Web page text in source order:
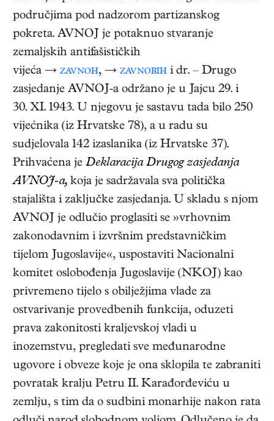
područjima pod nadzorom partizanskog
pokreta. AVNOJ je potaknuo stvaranje
zemaljskih antifašističkih
vijeća → zavnoh, → zavnobih i dr. – Drugo
zasjedanje AVNOJ-a održano je u Jajcu 29. i
30. XI. 1943. U njegovu je sastavu tada bilo 250
vijećnika (iz Hrvatske 78), a u radu su
sudjelovala 142 izaslanika (iz Hrvatske 37).
Prihvaćena je Deklaracija Drugog zasjedanja
AVNOJ-a, koja je sadržavala sva politička
stajališta i zaključke zasjedanja. U skladu s njom
AVNOJ je odlučio proglasiti se »vrhovnim
zakonodavnim i izvršnim predstavničkim
tijelom Jugoslavije«, uspostaviti Nacionalni
komitet oslobođenja Jugoslavije (NKOJ) kao
privremeno tijelo s obilježjima vlade za
ostvarivanje provedbenih funkcija, oduzeti
prava zakonitosti kraljevskoj vladi u
inozemstvu, pregledati sve međunarodne
ugovore i obveze koje je ona sklopila te zabraniti
povratak kralju Petru II. Karađorđeviću u
zemlju, s tim da o sudbini monarhije nakon rata